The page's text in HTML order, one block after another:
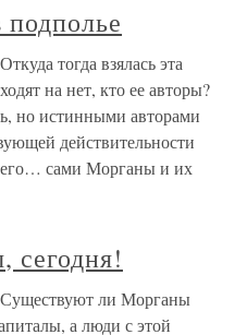
тогда взялась эта
на нет, кто ее авторы?
но истинными авторами
действительности
сами Морганы и их
сегодня!
ли Морганы
а люди с этой